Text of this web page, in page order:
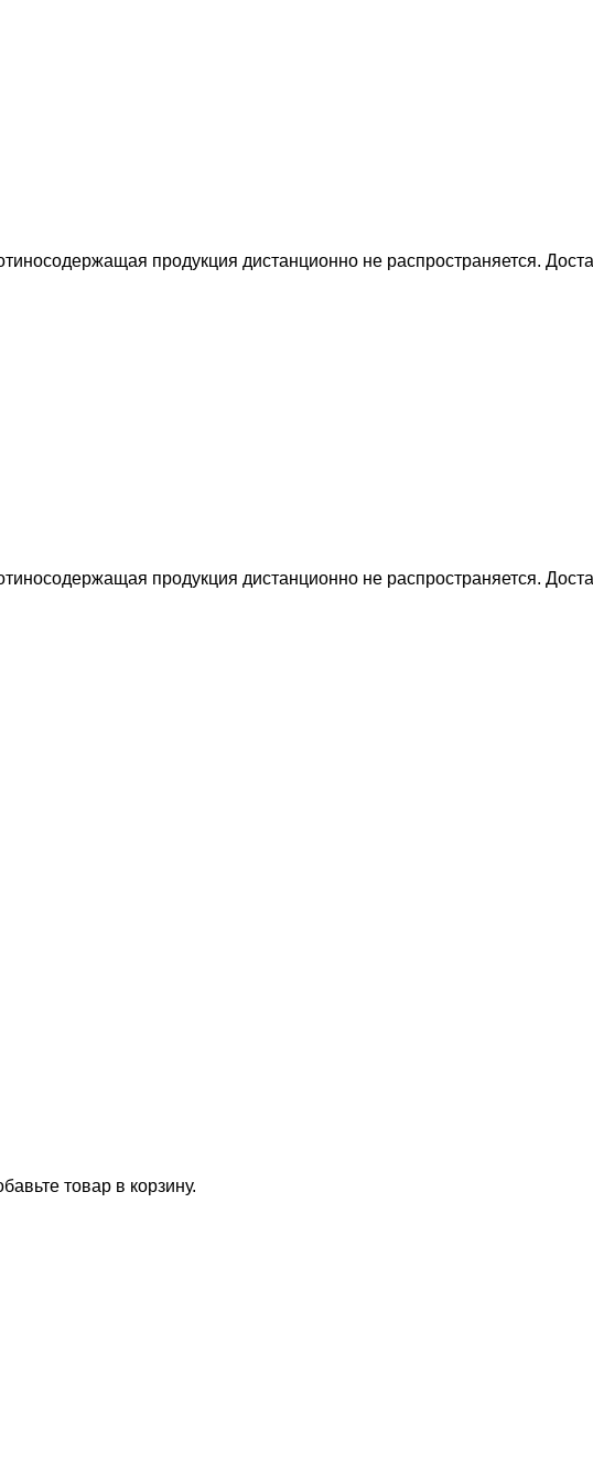
продукция дистанционно не распространяется.
продукция дистанционно не распространяется.
товар в корзину.